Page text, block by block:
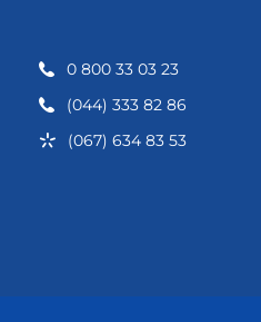
0 800 33 03 23
(044) 333 82 86
(067) 634 83 53